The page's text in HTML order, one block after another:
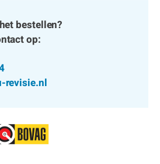
bestellen?
op:
revisie.nl